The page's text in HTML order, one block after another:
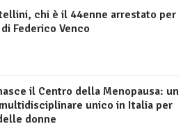
chi è il 44enne arrestato per
Federico Venco
il Centro della Menopausa: un
unico in Italia per
donne